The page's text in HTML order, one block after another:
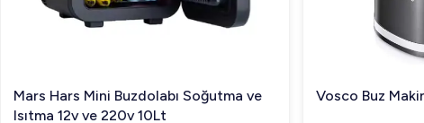
Mars Hars Mini Buzdolabı Soğutma ve
Isıtma 12v ve 220v 10Lt
Vosco Buz